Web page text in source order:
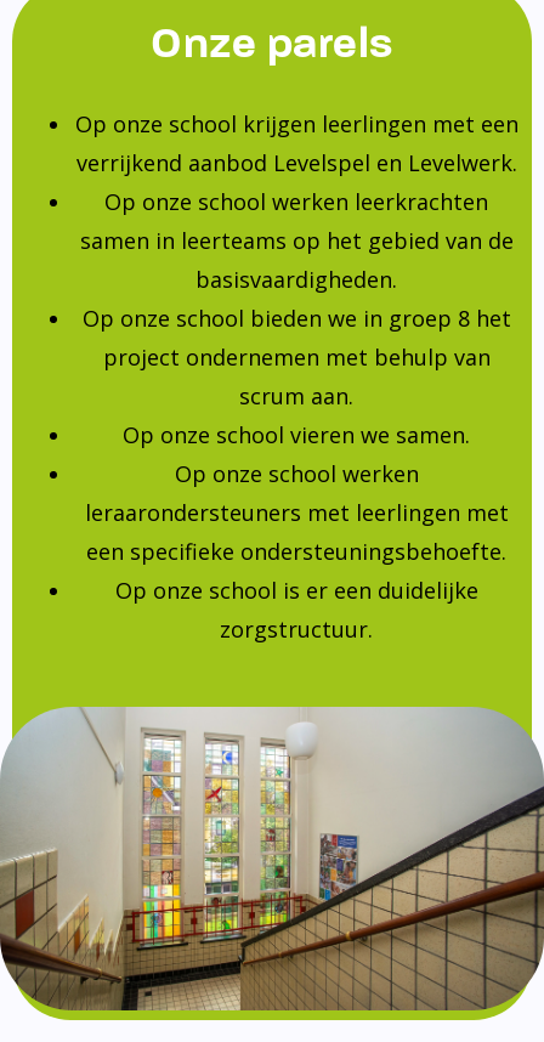
Onze parels
Op onze school krijgen leerlingen met een
verrijkend aanbod Levelspel en Levelwerk.
Op onze school werken leerkrachten
samen in leerteams op het gebied van de
basisvaardigheden.
Op onze school bieden we in groep 8 het
project ondernemen met behulp van
scrum aan.
Op onze school vieren we samen.
Op onze school werken
leraarondersteuners met leerlingen met
een specifieke ondersteuningsbehoefte.
Op onze school is er een duidelijke
zorgstructuur.